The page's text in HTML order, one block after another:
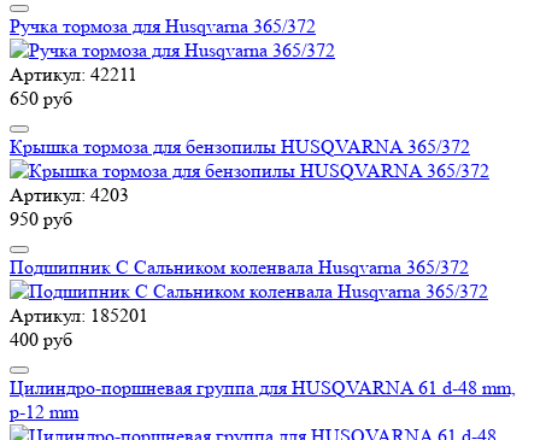
Ручка тормоза для Husqvarna 365/372
Артикул: 42211
650 руб
Крышка тормоза для бензопилы HUSQVARNA 365/372
Артикул: 4203
950 руб
Подшипник С Сальником коленвала Husqvarna 365/372
Артикул: 185201
400 руб
Цилиндро-поршневая группа для HUSQVARNA 61 d-48 mm,
p-12 mm